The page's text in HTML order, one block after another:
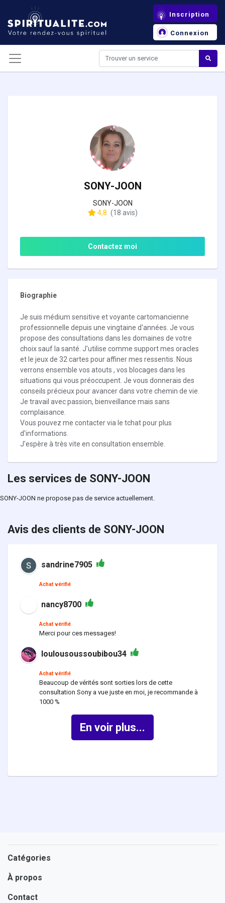
Inscription
Connexion
SONY-JOON
SONY-JOON
4,8 (18 avis)
Contactez moi
Biographie
Je suis médium sensitive et voyante cartomancienne
professionnelle depuis une vingtaine d'années. Je vous
propose des consultations dans les domaines de votre
choix sauf la santé. J'utilise comme support mes oracles
et le jeux de 32 cartes pour affiner mes ressentis. Nous
verrons ensemble vos atouts , vos blocages dans les
situations qui vous préoccupent. Je vous donnerais des
conseils précieux pour avancer dans votre chemin de vie.
Je travail avec passion, bienveillance mais sans
complaisance.
Vous pouvez me contacter via le tchat pour plus
d'informations.
J'espère à très vite en consultation ensemble.
Les services de SONY-JOON
SONY-JOON ne propose pas de service actuellement.
Avis des clients de SONY-JOON
sandrine7905
Achat vérifié
nancy8700
Achat vérifié
Merci pour ces messages!
loulousoussoubibou34
Achat vérifié
Beaucoup de vérités sont sorties lors de cette
consultation Sony a vue juste en moi, je recommande à
1000 %
En voir plus...
Catégories
À propos
Contact